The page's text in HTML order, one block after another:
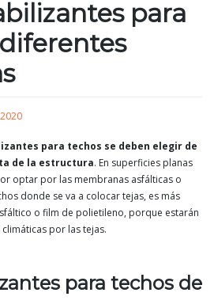
para
para techos se deben elegir de
de la estructura. En superficies planas
optar por las membranas asfálticas o
donde se va a colocar tejas, es más
o film de polietileno, porque estarán
por las tejas.
para techos de